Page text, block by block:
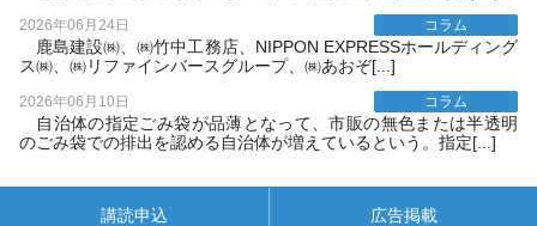
2026年06月24日 コラム
鹿島建設㈱、㈱竹中工務店、NIPPON EXPRESSホールディング
ス㈱、㈱リファインバースグループ、㈱あおぞ[...]
2026年06月10日 コラム
自治体の指定ごみ袋が品薄となって、市販の無色または半透明
のごみ袋での排出を認める自治体が増えているという。指定[...]
講読申込 広告掲載